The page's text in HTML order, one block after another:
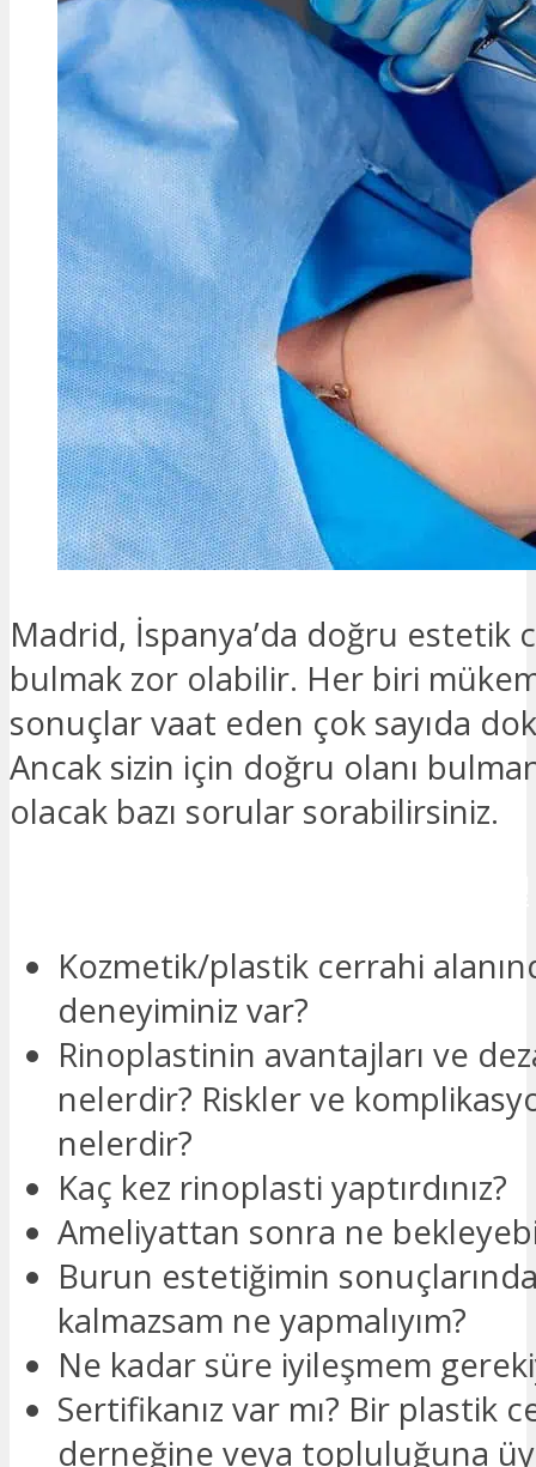
Madrid, İspanya’da doğru estetik
bulmak zor olabilir. Her biri
sonuçlar vaat eden çok sayıda
Ancak sizin için doğru olanı
olacak bazı sorular sorabilirsiniz.
Kozmetik/plastik cerrahi
deneyiminiz var?
Rinoplastinin avantajları ve
nelerdir? Riskler ve
nelerdir?
Kaç kez rinoplasti yaptırdınız?
Ameliyattan sonra ne
Burun estetiğimin
kalmazsam ne yapmalıyım?
Ne kadar süre iyileşmem
Sertifikanız var mı? Bir plastik
derneğine veya topluluğuna